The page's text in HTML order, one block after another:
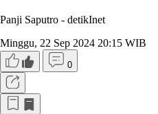
Panji Saputro - detikInet
Minggu, 22 Sep 2024 20:15 WIB
0